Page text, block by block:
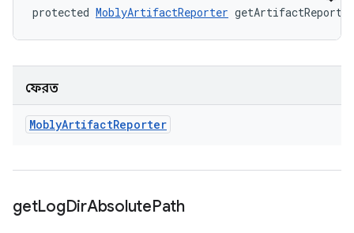
protected MoblyArtifactReporter
ফেরত
MoblyArtifactReporter
getLogDirAbsolutePath